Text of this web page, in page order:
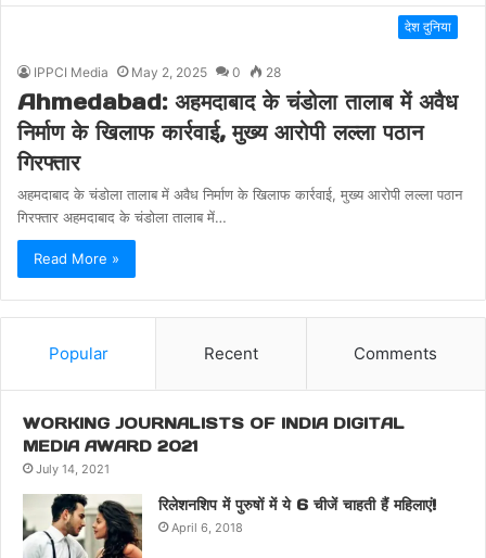
देश दुनिया
IPPCI Media May 2, 2025 0 28
Ahmedabad: अहमदाबाद के चंडोला तालाब में अवैध
निर्माण के खिलाफ कार्रवाई, मुख्य आरोपी लल्ला पठान
गिरफ्तार
अहमदाबाद के चंडोला तालाब में अवैध निर्माण के खिलाफ कार्रवाई, मुख्य आरोपी लल्ला पठान
गिरफ्तार अहमदाबाद के चंडोला तालाब में…
Read More »
Popular Recent Comments
WORKING JOURNALISTS OF INDIA DIGITAL
MEDIA AWARD 2021
July 14, 2021
रिलेशनशिप में पुरुषों में ये 6 चीजें चाहती हैं महिलाएं!
April 6, 2018